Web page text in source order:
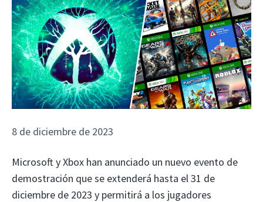
8 de diciembre de 2023
Microsoft y Xbox han anunciado un nuevo evento de
demostración que se extenderá hasta el 31 de
diciembre de 2023 y permitirá a los jugadores